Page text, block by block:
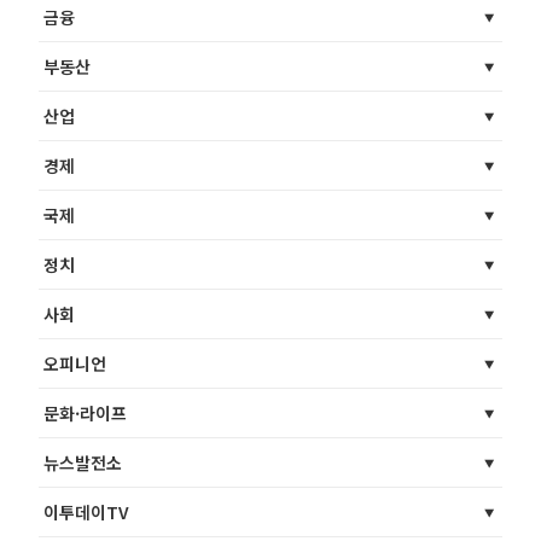
금융
부동산
산업
경제
국제
정치
사회
오피니언
문화·라이프
뉴스발전소
이투데이TV